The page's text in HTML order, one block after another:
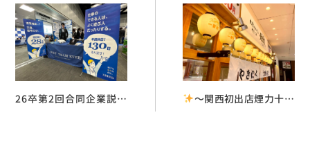
26卒第2回合同企業説明
〜関西初出店煙力十三